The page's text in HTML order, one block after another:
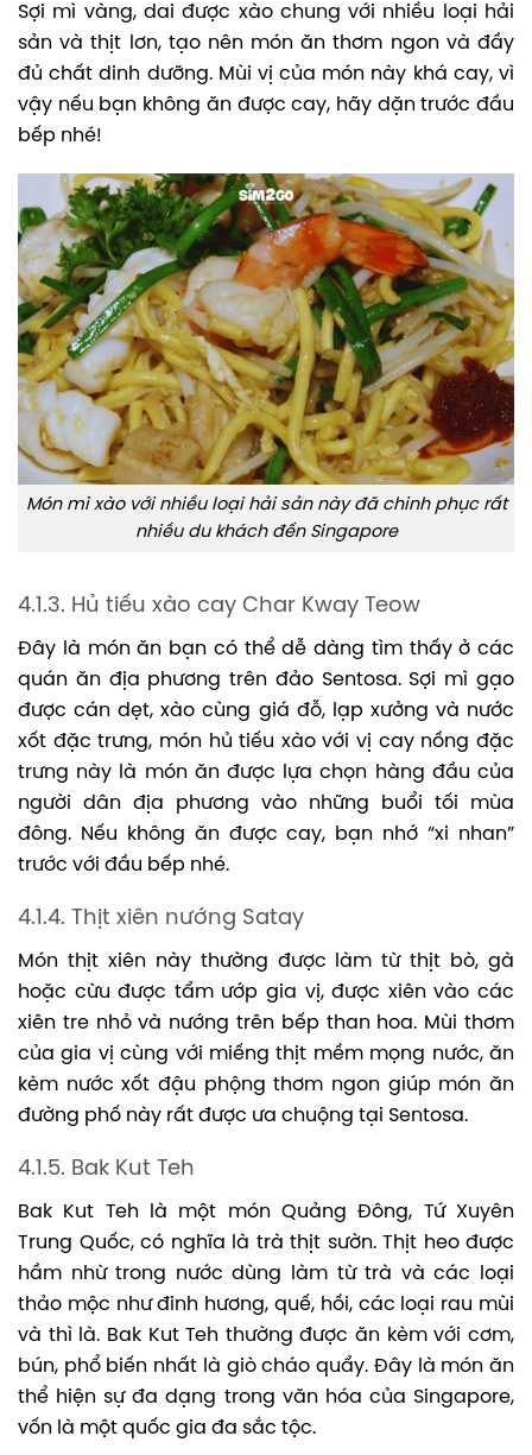
Sợi mì vàng, dai được xào chung với nhiều loại hải
sản và thịt lơn, tạo nên món ăn thơm ngon và đầy
đủ chất dinh dưỡng. Mùi vị của món này khá cay, vì
vậy nếu bạn không ăn được cay, hãy dặn trước đầu
bếp nhé!
Món mì xào với nhiều loại hải sản này đã chinh phục rất
nhiều du khách đến Singapore
4.1.3. Hủ tiếu xào cay Char Kway Teow
Đây là món ăn bạn có thể dễ dàng tìm thấy ở các
quán ăn địa phương trên đảo Sentosa. Sợi mì gạo
được cán dẹt, xào cùng giá đỗ, lạp xưởng và nước
xốt đặc trưng, món hủ tiếu xào với vị cay nồng đặc
trưng này là món ăn được lựa chọn hàng đầu của
người dân địa phương vào những buổi tối mùa
đông. Nếu không ăn được cay, bạn nhớ “xi nhan”
trước với đầu bếp nhé.
4.1.4. Thịt xiên nướng Satay
Món thịt xiên này thường được làm từ thịt bò, gà
hoặc cừu được tẩm ướp gia vị, được xiên vào các
xiên tre nhỏ và nướng trên bếp than hoa. Mùi thơm
của gia vị cùng với miếng thịt mềm mọng nước, ăn
kèm nước xốt đậu phộng thơm ngon giúp món ăn
đường phố này rất được ưa chuộng tại Sentosa.
4.1.5. Bak Kut Teh
Bak Kut Teh là một món Quảng Đông, Tứ Xuyên
Trung Quốc, có nghĩa là trà thịt sườn. Thịt heo được
hầm nhừ trong nước dùng làm từ trà và các loại
thảo mộc như đinh hương, quế, hồi, các loại rau mùi
và thì là. Bak Kut Teh thường được ăn kèm với cơm,
bún, phổ biến nhất là giò cháo quẩy. Đây là món ăn
thể hiện sự đa dạng trong văn hóa của Singapore,
vốn là một quốc gia đa sắc tộc.